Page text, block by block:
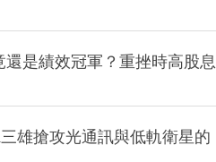
還是績效冠軍？重挫時高股息
雄搶攻光通訊與低軌衛星的